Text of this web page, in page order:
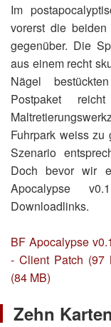
Im
vorerst die
gegenüber. Die
aus einem recht
Nägel
Postpaket
Fuhrpark weiss zu
Szenario
Doch bevor wir
Apocalypse
Downloadlinks.
BF Apocalypse
- Client Patch (97
(84 MB)
Zehn